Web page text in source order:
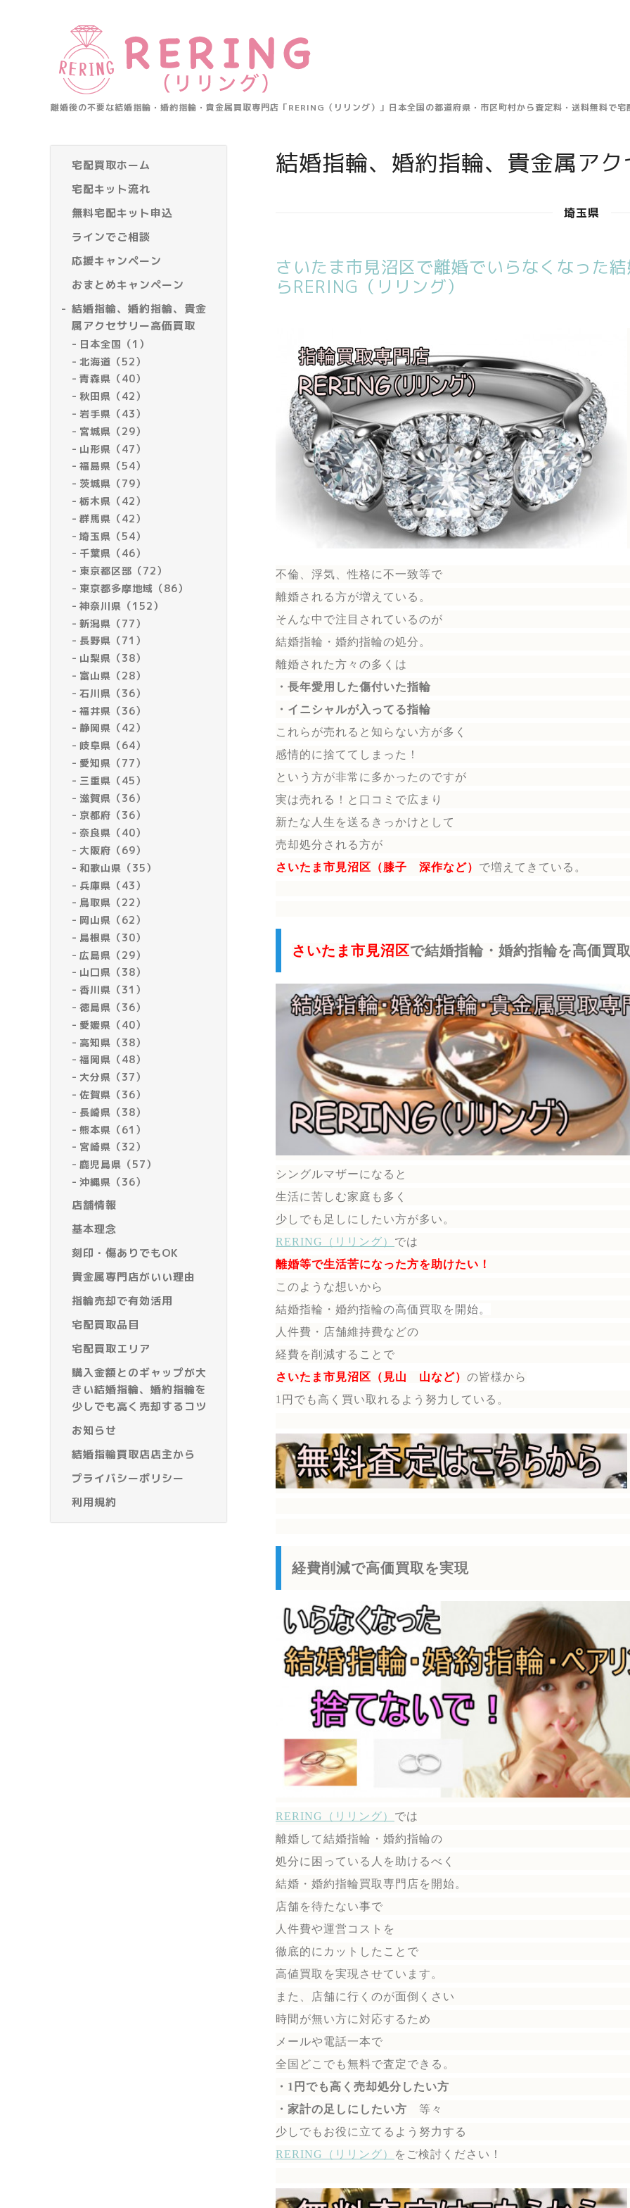
離婚後の不要な結婚指輪・婚約指輪・貴金属買取専門店「RERING（リリング）」日本全国の都道府県・市区町村から査定料・送料無料で
宅配買取ホーム
宅配キット流れ
無料宅配キット申込
ラインでご相談
応援キャンペーン
おまとめキャンペーン
結婚指輪、婚約指輪、貴金
属アクセサリー高価買取
日本全国（1）
北海道（52）
青森県（40）
秋田県（42）
岩手県（43）
宮城県（29）
山形県（47）
福島県（54）
茨城県（79）
栃木県（42）
群馬県（42）
埼玉県（54）
千葉県（46）
東京都区部（72）
東京都多摩地域（86）
神奈川県（152）
新潟県（77）
長野県（71）
山梨県（38）
富山県（28）
石川県（36）
福井県（36）
静岡県（42）
岐阜県（64）
愛知県（77）
三重県（45）
滋賀県（36）
京都府（36）
奈良県（40）
大阪府（69）
和歌山県（35）
兵庫県（43）
鳥取県（22）
岡山県（62）
島根県（30）
広島県（29）
山口県（38）
香川県（31）
徳島県（36）
愛媛県（40）
高知県（38）
福岡県（48）
大分県（37）
佐賀県（36）
長崎県（38）
熊本県（61）
宮崎県（32）
鹿児島県（57）
沖縄県（36）
店舗情報
基本理念
刻印・傷ありでもOK
貴金属専門店がいい理由
指輪売却で有効活用
宅配買取品目
宅配買取エリア
購入金額とのギャップが大
きい結婚指輪、婚約指輪を
少しでも高く売却するコツ
お知らせ
結婚指輪買取店店主から
プライバシーポリシー
利用規約
結婚指輪、婚約指輪、貴金属ア
埼玉県
さいたま市見沼区で離婚でいらなくなった
らRERING（リリング）
不倫、浮気、性格に不一致等で
離婚される方が増えている。
そんな中で注目されているのが
結婚指輪 ・婚約指輪の処分。
離婚された方々の多くは
・長年愛用した傷付いた指輪
・イニシャルが入ってる指輪
これらが売れると知らない方が多く
感情的に捨ててしまった！
という方が非常に多かったのですが
実は売れる！と口コミで広まり
新たな人生を送る きっかけとして
売却処分される方が
さいたま市見沼区（膝子 深作など） で増えてきている。
さいたま市見沼区で結婚指輪・婚約指輪を高価買
シングルマザーになると
生活に苦しむ家庭も多く
少しでも足しにしたい方が多い。
RERING（リリング） では
離婚等で生活苦になった方を助けたい！
このような想いから
結婚指輪・婚約指輪の高価買取を開始。
人件費・店舗維持費などの
経費を削減することで
さいたま市見沼区（見山 山など） の皆様から
1円でも高く買い取れるよう努力している。
経費削減で高価買取を実現
RERING（リリング） では
離婚して結婚指輪・婚約指輪の
処分に困っている人を助けるべく
結婚・婚約指輪買取専門店を開始。
店舗を待たない事で
人件費や運営コストを
徹底的にカットしたことで
高値買取を実現させています。
また、店舗に行くのが面倒くさい
時間が無い方に対応するため
メールや電話一本で
全国どこでも無料で査定できる。
・1円でも高く売却処分したい方
・家計の足しにしたい方 等々
少しでもお役に立てるよう努力する
RERING（リリング）
を ご検討ください！